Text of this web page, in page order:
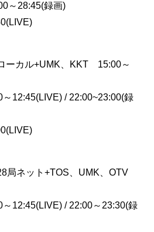
～28:45(録画)
ーカル+UMK、KKT 15:00～
12:45(LIVE) / 22:00~23:00(録
局ネット+TOS、UMK、OTV
12:45(LIVE) / 22:00～23:30(録